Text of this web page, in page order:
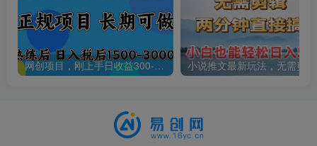
网创项目，刚上手日收益300-500左右，熟悉后日收益1500-3000